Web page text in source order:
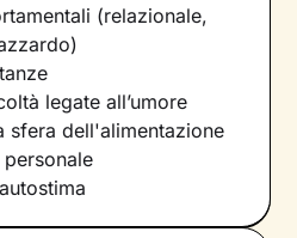
(relazionale,
legate all’umore
sfera dell'alimentazione